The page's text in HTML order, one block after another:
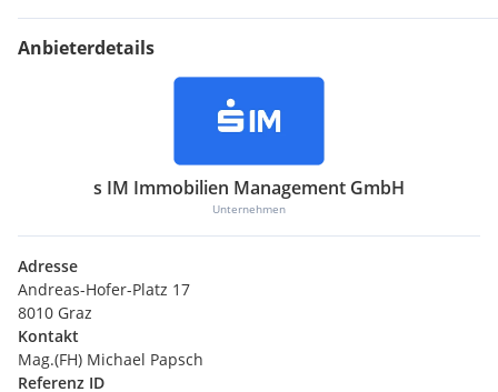
Anbieterdetails
s IM Immobilien Management GmbH
Unternehmen
Adresse
Andreas-Hofer-Platz 17
8010 Graz
Kontakt
Mag.(FH) Michael Papsch
Referenz ID